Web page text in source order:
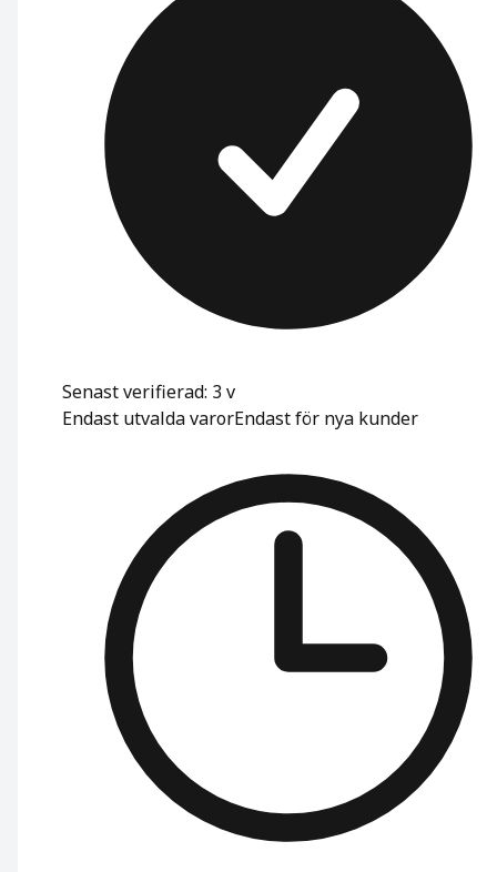
Senast verifierad: 3 v
Endast utvalda varorEndast för nya kunder